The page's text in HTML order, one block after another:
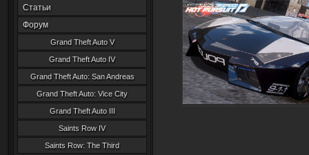
Статьи
Форум
Grand Theft Auto V
Grand Theft Auto IV
Grand Theft Auto: San Andreas
Grand Theft Auto: Vice City
Grand Theft Auto III
Saints Row IV
Saints Row: The Third